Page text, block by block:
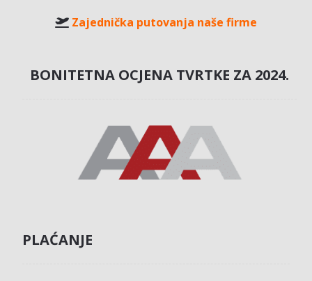
Zajednička putovanja naše firme
BONITETNA OCJENA TVRTKE ZA 2024.
PLAĆANJE